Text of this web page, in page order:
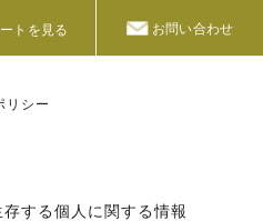
トを見る お問い合わせ
は水辺の生き物をモチ
べき最初のイラストは
リシー
存する個人に関する情報